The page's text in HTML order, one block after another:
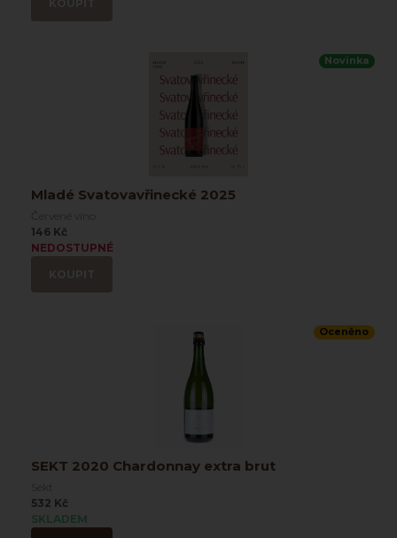
Novinka
Mladé Svatovavřinecké 2025
Červené víno
146 Kč
NEDOSTUPNÉ
Oceněno
SEKT 2020 Chardonnay extra brut
Sekt
532 Kč
SKLADEM